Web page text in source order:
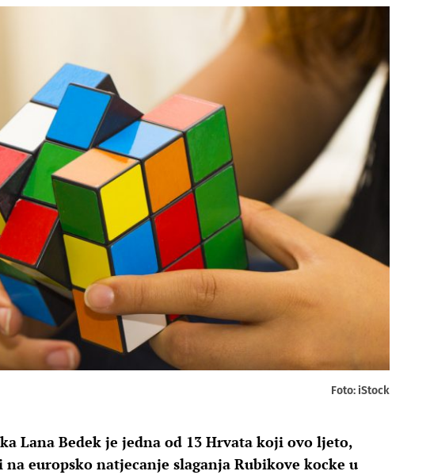
Foto: iStock
Lana Bedek je jedna od 13 Hrvata koji ovo ljeto,
europsko natjecanje slaganja Rubikove kocke u